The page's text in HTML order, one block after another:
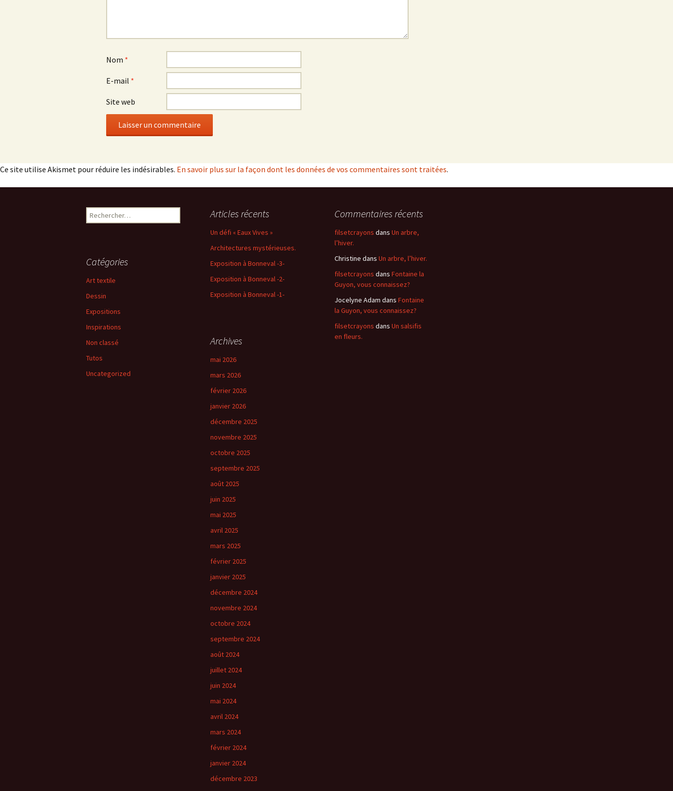
Nom *
E-mail *
Site web
Ce site utilise Akismet pour réduire les indésirables. En savoir plus sur la façon dont les données de vos commentaires sont traitées.
Rechercher : Articles récents
Un défi « Eaux Vives »
Architectures mystérieuses.
Exposition à Bonneval -3-
Exposition à Bonneval -2-
Exposition à Bonneval -1-
Commentaires récents
filsetcrayons dans Un arbre,
l’hiver.
Christine dans Un arbre, l’hiver.
filsetcrayons dans Fontaine la
Guyon, vous connaissez?
Jocelyne Adam dans Fontaine
la Guyon, vous connaissez?
filsetcrayons dans Un salsifis
en fleurs.
Catégories
Art textile
Dessin
Expositions
Inspirations
Non classé
Tutos
Uncategorized
Archives
mai 2026
mars 2026
février 2026
janvier 2026
décembre 2025
novembre 2025
octobre 2025
septembre 2025
août 2025
juin 2025
mai 2025
avril 2025
mars 2025
février 2025
janvier 2025
décembre 2024
novembre 2024
octobre 2024
septembre 2024
août 2024
juillet 2024
juin 2024
mai 2024
avril 2024
mars 2024
février 2024
janvier 2024
décembre 2023